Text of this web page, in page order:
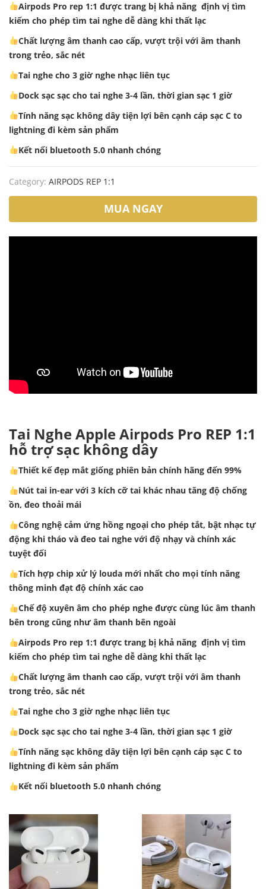
Airpods Pro rep 1:1 được trang bị khả năng định vị tìm
kiếm cho phép tìm tai nghe dễ dàng khi thất lạc
Chất lượng âm thanh cao cấp, vượt trội với âm thanh
trong trẻo, sắc nét
Tai nghe cho 3 giờ nghe nhạc liên tục
Dock sạc sạc cho tai nghe 3-4 lần, thời gian sạc 1 giờ
Tính năng sạc không dây tiện lợi bên cạnh cáp sạc C to
lightning đi kèm sản phẩm
Kết nối bluetooth 5.0 nhanh chóng
Category: AIRPODS REP 1:1
MUA NGAY
Tai Nghe Apple Airpods Pro REP 1:1
hỗ trợ sạc không dây
Thiết kế đẹp mắt giống phiên bản chính hãng đến 99%
Nút tai in-ear với 3 kích cỡ tai khác nhau tăng độ chống
ồn, đeo thoải mái
Công nghệ cảm ứng hồng ngoại cho phép tắt, bật nhạc tự
động khi tháo và đeo tai nghe với độ nhạy và chính xác
tuyệt đối
Tích hợp chip xử lý louda mới nhất cho mọi tính năng
thông minh đạt độ chính xác cao
Chế độ xuyên âm cho phép nghe được cùng lúc âm thanh
bên trong cũng như âm thanh bên ngoài
Airpods Pro rep 1:1 được trang bị khả năng định vị tìm
kiếm cho phép tìm tai nghe dễ dàng khi thất lạc
Chất lượng âm thanh cao cấp, vượt trội với âm thanh
trong trẻo, sắc nét
Tai nghe cho 3 giờ nghe nhạc liên tục
Dock sạc sạc cho tai nghe 3-4 lần, thời gian sạc 1 giờ
Tính năng sạc không dây tiện lợi bên cạnh cáp sạc C to
lightning đi kèm sản phẩm
Kết nối bluetooth 5.0 nhanh chóng